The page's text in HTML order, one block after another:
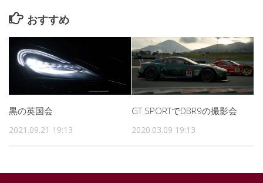
おすすめ
黒の英国会
2021.09.21 19:13
GT SPORTでDBR9の撮影会
2020.03.09 19:13